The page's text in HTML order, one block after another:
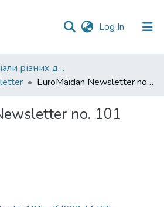
Log In (current)
015. Матеріали різних дослідників та організацій
EuroMaidan Newsletter no. 101
no. 101